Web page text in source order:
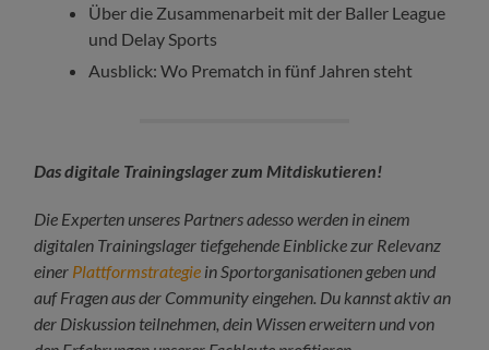
Über die Zusammenarbeit mit der Baller League
und Delay Sports
Ausblick: Wo Prematch in fünf Jahren steht
Das digitale Trainingslager zum Mitdiskutieren!
Die Experten unseres Partners adesso werden in einem
digitalen Trainingslager tiefgehende Einblicke zur Relevanz
einer Plattformstrategie in Sportorganisationen geben und
auf Fragen aus der Community eingehen. Du kannst aktiv an
der Diskussion teilnehmen, dein Wissen erweitern und von